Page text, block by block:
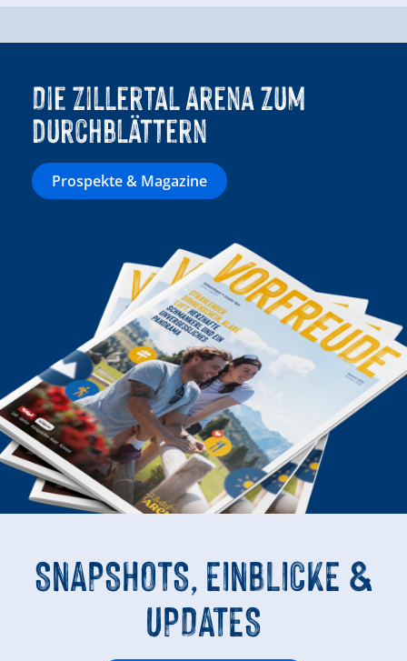
Die Zillertal Arena zum
durchblättern
Prospekte & Magazine
SNAPSHOTS, EINBLICKE &
UPDATES